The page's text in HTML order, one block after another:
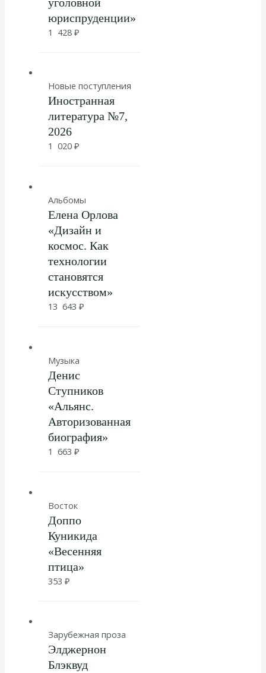
юриспруденции»
1 428 ₽
Новые поступления
Иностранная
литература №7,
2026
1 020 ₽
Альбомы
Елена Орлова
«Дизайн и
космос. Как
технологии
становятся
искусством»
13 643 ₽
Музыка
Денис
Ступников
«Альянс.
Авторизованная
биография»
1 663 ₽
Восток
Доппо
Куникида
«Весенняя
птица»
353 ₽
Зарубежная проза
Элджернон
Блэквуд